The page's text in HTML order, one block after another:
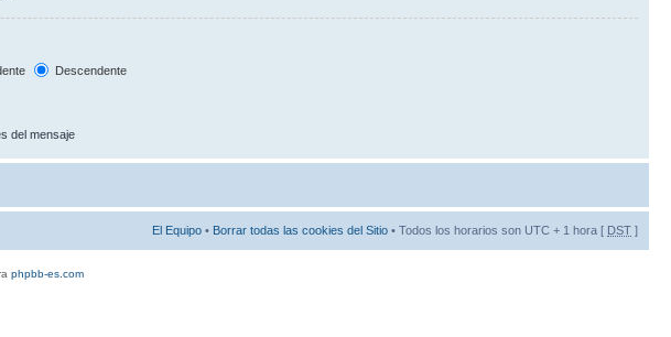
Descendente
del mensaje
El Equipo • Borrar todas las cookies del Sitio • Todos los horarios son UTC + 1 hora [ DST ]
phpbb-es.com